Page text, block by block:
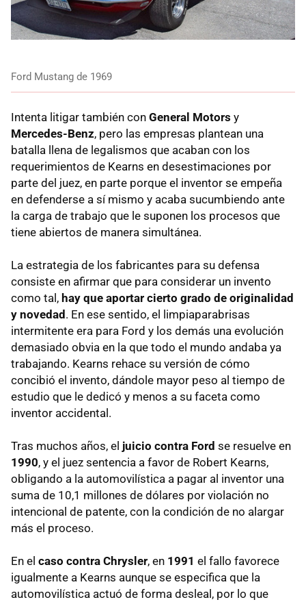
Ford Mustang de 1969
Intenta litigar también con General Motors y
Mercedes-Benz, pero las empresas plantean una
batalla llena de legalismos que acaban con los
requerimientos de Kearns en desestimaciones por
parte del juez, en parte porque el inventor se empeña
en defenderse a sí mismo y acaba sucumbiendo ante
la carga de trabajo que le suponen los procesos que
tiene abiertos de manera simultánea.
La estrategia de los fabricantes para su defensa
consiste en afirmar que para considerar un invento
como tal, hay que aportar cierto grado de originalidad
y novedad. En ese sentido, el limpiaparabrisas
intermitente era para Ford y los demás una evolución
demasiado obvia en la que todo el mundo andaba ya
trabajando. Kearns rehace su versión de cómo
concibió el invento, dándole mayor peso al tiempo de
estudio que le dedicó y menos a su faceta como
inventor accidental.
Tras muchos años, el juicio contra Ford se resuelve en
1990, y el juez sentencia a favor de Robert Kearns,
obligando a la automovilística a pagar al inventor una
suma de 10,1 millones de dólares por violación no
intencional de patente, con la condición de no alargar
más el proceso.
En el caso contra Chrysler, en 1991 el fallo favorece
igualmente a Kearns aunque se especifica que la
automovilística actuó de forma desleal, por lo que